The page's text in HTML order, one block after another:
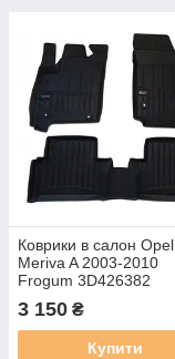
Коврики в салон Opel
Meriva A 2003-2010
Frogum 3D426382
3 150 ₴
Купити